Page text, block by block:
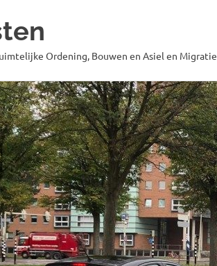
Ordening, Bouwen en Asiel en Migratie